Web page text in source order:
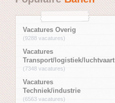
Vacatures Overig
(9288 vacatures)
Vacatures
Transport/logistiek/luchtvaart
(7348 vacatures)
Vacatures
Techniek/industrie
(6563 vacatures)